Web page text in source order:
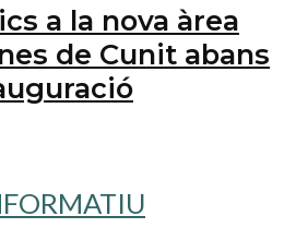
a la nova àrea
de Cunit abans